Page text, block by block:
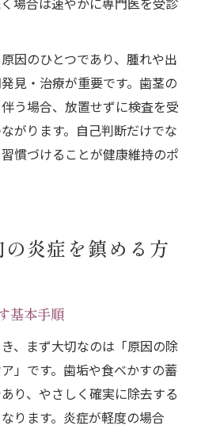
因のひとつであり、腫れや出
見・治療が重要です。歯茎の
う場合、放置せずに検査を受
がります。自己判断だけでな
慣づけることが健康維持のポ
炎症を鎮める方
基本手順
、まず大切なのは「原因の除
」です。歯垢や食べかすの蓄
り、やさしく確実に除去する
ります。炎症が軽度の場合